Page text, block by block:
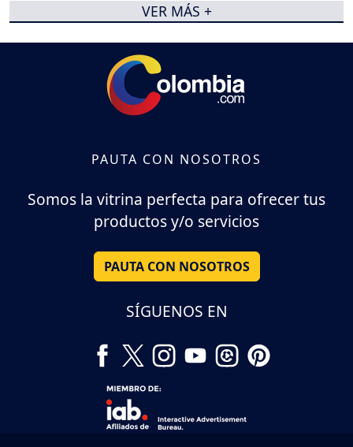
VER MÁS +
PAUTA CON NOSOTROS
Somos la vitrina perfecta para ofrecer tus
productos y/o servicios
PAUTA CON NOSOTROS
SÍGUENOS EN